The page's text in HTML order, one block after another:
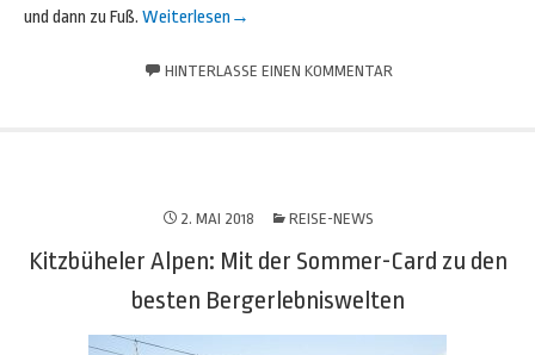
und dann zu Fuß. Weiterlesen →
HINTERLASSE EINEN KOMMENTAR
2. MAI 2018 REISE-NEWS
Kitzbüheler Alpen: Mit der Sommer-Card zu den
besten Bergerlebniswelten